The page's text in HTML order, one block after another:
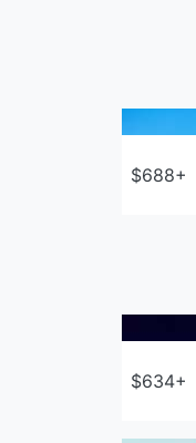
$688+
$634+